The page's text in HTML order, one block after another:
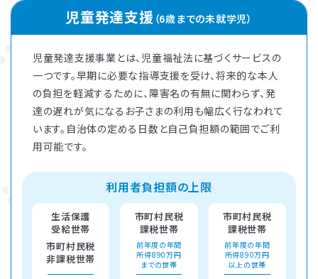
児童発達支援 （6歳までの未就学児）
児童発達支援事業とは、児童福祉法に基づくサービスの
一つです。早期に必要な指導支援を受け、将来的な本人
の負担を軽減するために、障害名の有無に関わらず、発
達の遅れが気になるお子さまの利用も幅広く行なわれて
います。自治体の定める日数と自己負担額の範囲でご利
用可能です。
利用者負担額の上限
生活保護
受給世帯
市町村民税
非課税世帯
市町村民税
課税世帯
前年度の年間
所得890万円
までの世帯
市町村民税
課税世帯
前年度の年間
所得890万円
以上の世帯